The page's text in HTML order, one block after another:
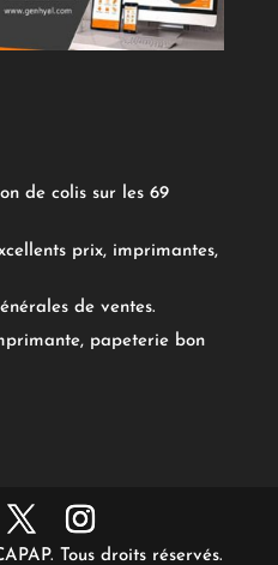
de colis sur les 69
prix, imprimantes,
de ventes.
papeterie bon
Tous droits réservés.